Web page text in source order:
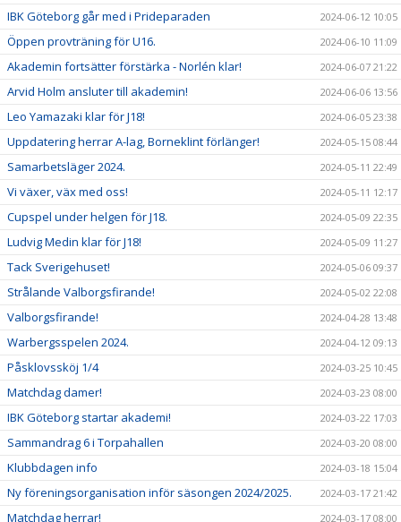
IBK Göteborg går med i Prideparaden 2024-06-12 10:05
Öppen provträning för U16. 2024-06-10 11:09
Akademin fortsätter förstärka - Norlén klar! 2024-06-07 21:22
Arvid Holm ansluter till akademin! 2024-06-06 13:56
Leo Yamazaki klar för J18! 2024-06-05 23:38
Uppdatering herrar A-lag, Borneklint förlänger! 2024-05-15 08:44
Samarbetsläger 2024. 2024-05-11 22:49
Vi växer, väx med oss! 2024-05-11 12:17
Cupspel under helgen för J18. 2024-05-09 22:35
Ludvig Medin klar för J18! 2024-05-09 11:27
Tack Sverigehuset! 2024-05-06 09:37
Strålande Valborgsfirande! 2024-05-02 22:08
Valborgsfirande! 2024-04-28 13:48
Warbergsspelen 2024. 2024-04-12 09:13
Påsklovssköj 1/4 2024-03-25 10:45
Matchdag damer! 2024-03-23 08:00
IBK Göteborg startar akademi! 2024-03-22 17:03
Sammandrag 6 i Torpahallen 2024-03-20 08:00
Klubbdagen info 2024-03-18 15:04
Ny föreningsorganisation inför säsongen 2024/2025. 2024-03-17 21:42
Matchdag herrar! 2024-03-17 08:00